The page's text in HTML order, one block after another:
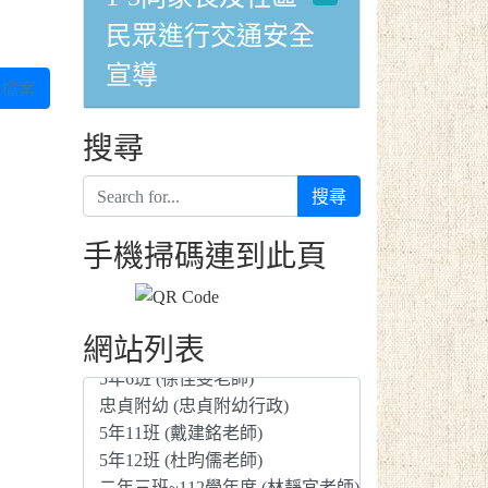
案
民眾進行交通安全
宣導
搜尋
搜尋
手機掃碼連到此頁
網站列表